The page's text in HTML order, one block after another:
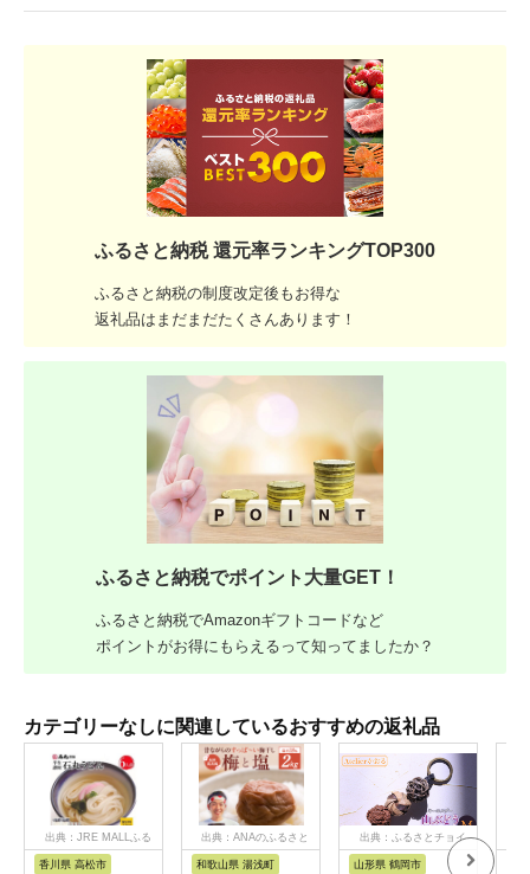
ふるさと納税 還元率ランキングTOP300
ふるさと納税の制度改定後もお得な
返礼品はまだまだたくさんあります！
ふるさと納税でポイント大量GET！
ふるさと納税でAmazonギフトコードなど
ポイントがお得にもらえるって知ってましたか？
カテゴリーなしに関連しているおすすめの返礼品
出典：JRE MALLふる
さと納税
香川県 高松市
出典：ANAのふるさと
和歌山県 湯浅町
出典：ふるさとチョイ
山形県 鶴岡市